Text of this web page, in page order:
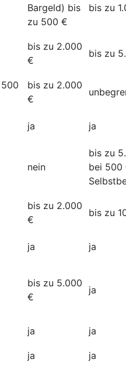
Bargeld) bis
zu 500 €
bis zu
bis zu 2.000
€
bis zu
bis zu 2.000
€
ja ja
nein
bis zu
bei 500
bis zu 2.000
€
bis zu
ja ja
bis zu 5.000
€
ja
ja ja
ja ja